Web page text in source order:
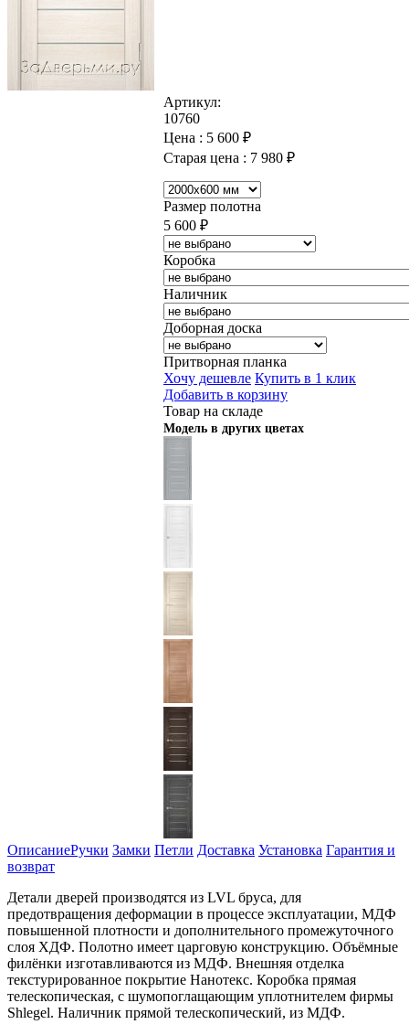
Артикул:
10760
Цена : 5 600 ₽
Старая цена : 7 980 ₽
Размер полотна
5 600 ₽
Коробка
Наличник
Доборная доска
Притворная планка
Хочу дешевле Купить в 1 клик
Добавить в корзину
Товар на складе
Модель в других цветах
ОписаниеРучки Замки Петли Доставка Установка Гарантия и
возврат
Детали дверей производятся из LVL бруса, для
предотвращения деформации в процессе эксплуатации, МДФ
повышенной плотности и дополнительного промежуточного
слоя ХДФ. Полотно имеет царговую конструкцию. Объёмные
филёнки изготавливаются из МДФ. Внешняя отделка
текстурированное покрытие Нанотекс. Коробка прямая
телескопическая, с шумопоглащающим уплотнителем фирмы
Shlegel. Наличник прямой телескопический, из МДФ.